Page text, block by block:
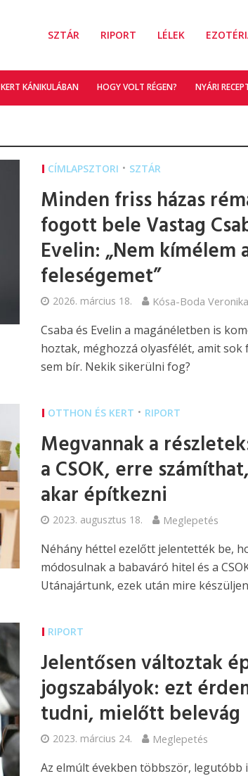
SZTÁR RIPORT LÉLEK
KERT KÁNIKULÁBAN HOGY VOLT RÉGEN? NYÁRI
CÍMLAPSZTORI • SZTÁR
Minden friss házas
fogott bele Vastag
Evelin: „Nem kímélem
feleségemet”
2026. március 18. Kósa-Boda Veronika
Csaba és Evelin a magánéletben is
hoztak, méghozzá olyasfélét, amit sok
sem bír. Nekik sikerülni fog?
OTTHON ÉS KERT • RIPORT
Megvannak a
a CSOK, erre
akar építkezni
2023. augusztus 18. Meglepetés
Néhány héttel ezelőtt jelentették be,
módosulnak a babaváró hitel és a
Utánajártunk, ezek után mire
RIPORT
Jelentősen változtak
jogszabályok: ezt
tudni, mielőtt belevág
2023. március 24. Meglepetés
Az elmúlt években többször, legutóbb